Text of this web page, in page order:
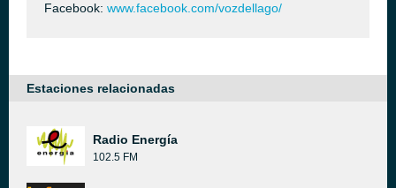
Facebook: www.facebook.com/vozdellago/
Estaciones relacionadas
Radio Energía
102.5 FM